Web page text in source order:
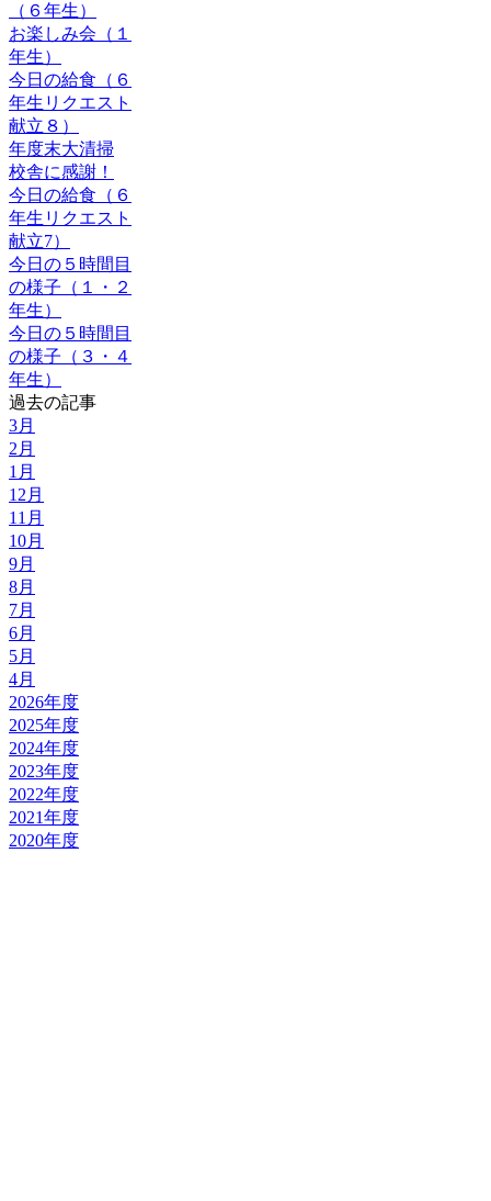
（６年生）
お楽しみ会（１
年生）
今日の給食（６
年生リクエスト
献立８）
年度末大清掃
校舎に感謝！
今日の給食（６
年生リクエスト
献立7）
今日の５時間目
の様子（１・２
年生）
今日の５時間目
の様子（３・４
年生）
過去の記事
3月
2月
1月
12月
11月
10月
9月
8月
7月
6月
5月
4月
2026年度
2025年度
2024年度
2023年度
2022年度
2021年度
2020年度